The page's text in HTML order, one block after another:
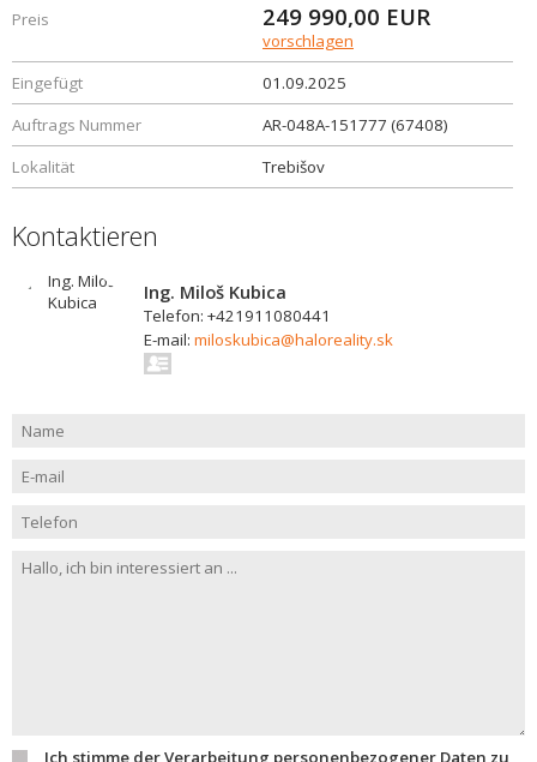
Preis 249 990,00 EUR
vorschlagen
Eingefügt
01.09.2025
Auftrags Nummer
AR-048A-151777 (67408)
Lokalität
Trebišov
Kontaktieren
Ing. Miloš Kubica
Telefon: +421911080441
E-mail: miloskubica@haloreality.sk
Ich stimme der Verarbeitung personenbezogener Daten zu